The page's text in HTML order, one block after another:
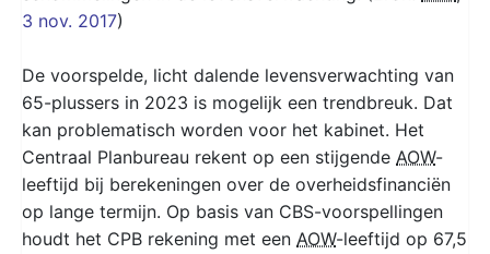
3 nov. 2017)
De voorspelde, licht dalende levensverwachting van
65-plussers in 2023 is mogelijk een trendbreuk. Dat
kan problematisch worden voor het kabinet. Het
Centraal Planbureau rekent op een stijgende AOW-
leeftijd bij berekeningen over de overheidsfinanciën
op lange termijn. Op basis van CBS-voorspellingen
houdt het CPB rekening met een AOW-leeftijd op 67,5